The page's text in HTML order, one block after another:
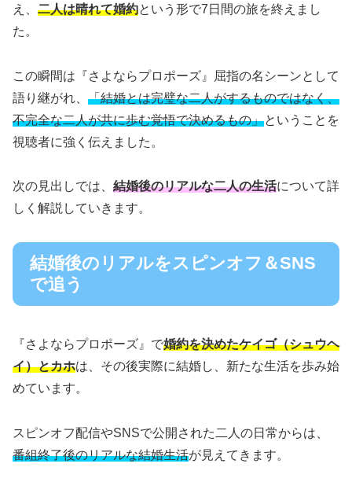
え、 二人は晴れて婚約という形で7日間の旅を終えまし
た。
この瞬間は『さよならプロポーズ』屈指の名シーンとして
語り継がれ、 「結婚とは完璧な二人がするものではなく、
不完全な二人が共に歩む覚悟で決めるもの」ということを
視聴者に強く伝えました。
次の見出しでは、 結婚後のリアルな二人の生活について詳
しく解説していきます。
結婚後のリアルをスピンオフ＆SNS
で追う
『さよならプロポーズ』で婚約を決めたケイゴ（シュウヘ
イ）とカホは、その後実際に結婚し、新たな生活を歩み始
めています。
スピンオフ配信やSNSで公開された二人の日常からは、
番組終了後のリアルな結婚生活が見えてきます。